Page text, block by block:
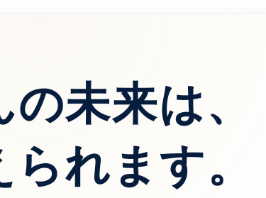
未来は、
れます。